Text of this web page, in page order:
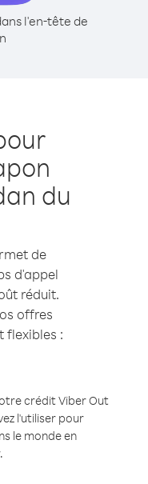
l'en-tête de
du
de
d'appel
réduit.
offres
flexibles :
crédit Viber Out
l'utiliser pour
le monde en